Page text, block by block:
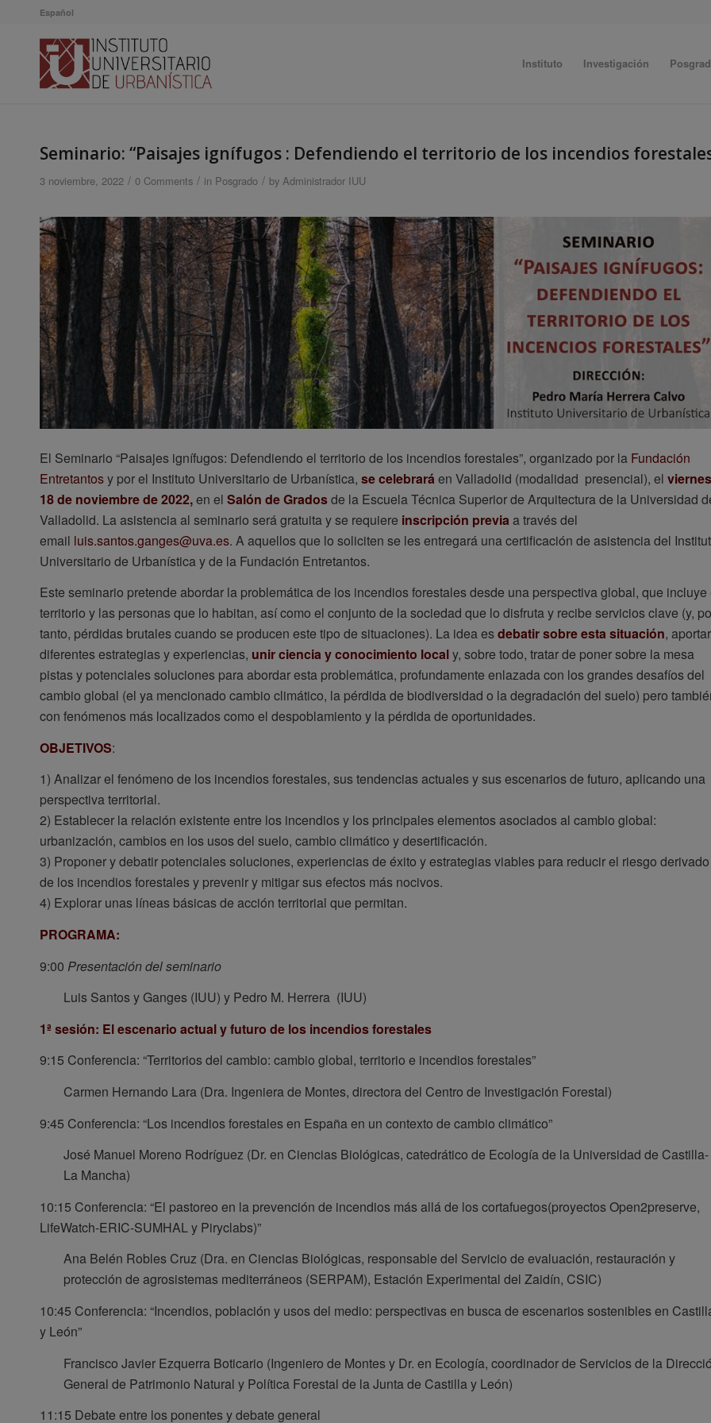
Español
Instituto Investigación
Seminario: “Paisajes ignífugos : Defendiendo el territorio de los incendios
3 noviembre, 2022 / 0 Comments / in Posgrado / by Administrador IUU
El Seminario “Paisajes ignífugos: Defendiendo el territorio de los incendios forestales”, organizado por la Fundación
Entretantosy por el Instituto Universitario de Urbanística, se celebrará en Valladolid (modalidad presencial), el viernes
18 de noviembre de 2022,en el Salón de Gradosde la Escuela Técnica Superior de Arquitectura de la Universidad
Valladolid. La asistencia al seminario será gratuita y se requiere inscripción previa a través del
email luis.santos.ganges@uva.es. A aquellos que lo soliciten se les entregará una certificación de asistencia del
Universitario de Urbanística y de la Fundación Entretantos.
Este seminario pretende abordar la problemática de los incendios forestales desde una perspectiva global, que incluye
territorio y las personas que lo habitan, así como el conjunto de la sociedad que lo disfruta y recibe servicios clave (y,
tanto, pérdidas brutales cuando se producen este tipo de situaciones). La idea esdebatir sobre esta situación, aportar
diferentes estrategias y experiencias, unir ciencia y conocimiento localy, sobre todo, tratar de poner sobre la mesa
pistas y potenciales soluciones para abordar esta problemática, profundamente enlazada con los grandes desafíos del
cambio global (el ya mencionado cambio climático, la pérdida de biodiversidad o la degradación del suelo) pero
con fenómenos más localizados como el despoblamiento y la pérdida de oportunidades.
OBJETIVOS:
1) Analizar el fenómeno de los incendios forestales, sus tendencias actuales y sus escenarios de futuro, aplicando una
perspectiva territorial.
2) Establecer la relación existente entre los incendios y los principales elementos asociados al cambio global:
urbanización, cambios en los usos del suelo, cambio climático y desertificación.
3) Proponer y debatir potenciales soluciones, experiencias de éxito y estrategias viables para reducir el riesgo derivado
de los incendios forestales y prevenir y mitigar sus efectos más nocivos.
4) Explorar unas líneas básicas de acción territorial que permitan.
PROGRAMA:
9:00 Presentación del seminario
Luis Santos y Ganges (IUU) y Pedro M. Herrera (IUU)
1ª sesión: El escenario actual y futuro de los incendios forestales
9:15 Conferencia: “Territorios del cambio: cambio global, territorio e incendios forestales”
Carmen Hernando Lara (Dra. Ingeniera de Montes, directora del Centro de Investigación Forestal)
9:45 Conferencia: “Los incendios forestales en España en un contexto de cambio climático”
José Manuel Moreno Rodríguez (Dr. en Ciencias Biológicas, catedrático de Ecología de la Universidad de Castilla-
La Mancha)
10:15 Conferencia: “El pastoreo en la prevención de incendios más allá de los cortafuegos(proyectos Open2preserve,
LifeWatch-ERIC-SUMHAL y Piryclabs)”
Ana Belén Robles Cruz (Dra. en Ciencias Biológicas, responsable del Servicio de evaluación, restauración y
protección de agrosistemas mediterráneos (SERPAM), Estación Experimental del Zaidín, CSIC)
10:45 Conferencia: “Incendios, población y usos del medio: perspectivas en busca de escenarios sostenibles en
y León”
Francisco Javier Ezquerra Boticario (Ingeniero de Montes y Dr. en Ecología, coordinador de Servicios de la
General de Patrimonio Natural y Política Forestal de la Junta de Castilla y León)
11:15 Debate entre los ponentes y debate general